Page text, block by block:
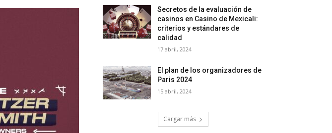
Secretos de la evaluación de
casinos en Casino de Mexicali:
сriterios y estándares de
calidad
17 abril, 2024
El plan de los organizadores de
Paris 2024
15 abril, 2024
Cargar más